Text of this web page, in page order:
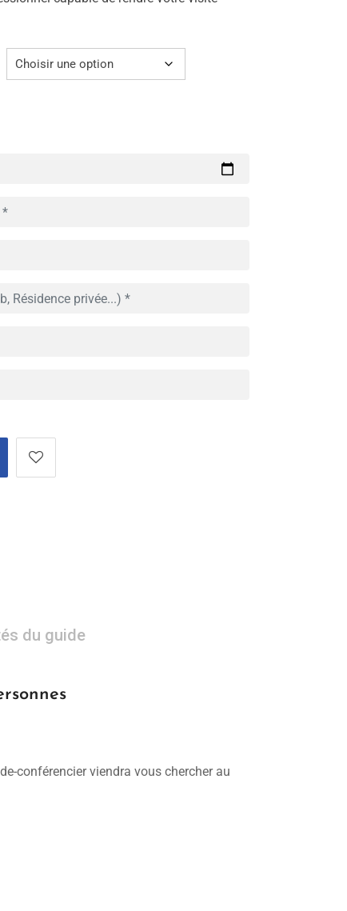
du guide
conférencier viendra vous chercher au